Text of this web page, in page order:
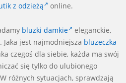
z odzieżą online.
bluzki damkie
eleganckie,
Jaka jest najmodniejsza bluzeczka
czegoś dla siebie, każda ma swój
się tylko do ulubionego
różnych sytuacjach, sprawdzają